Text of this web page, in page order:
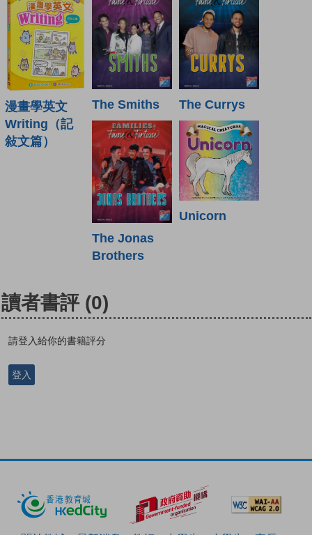
漫畫學英文
Writing（記
敍文篇）
The Smiths The Currys
The Jonas
Brothers
Unicorn
讀者書評 (0)
請登入給你的書籍評分
登入